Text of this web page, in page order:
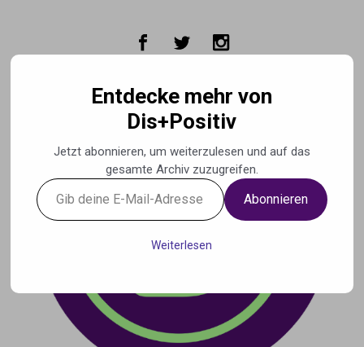
Entdecke mehr von
Dis+Positiv
Jetzt abonnieren, um weiterzulesen und auf das
gesamte Archiv zuzugreifen.
Gib
deine
Abonnieren
Weiterlesen